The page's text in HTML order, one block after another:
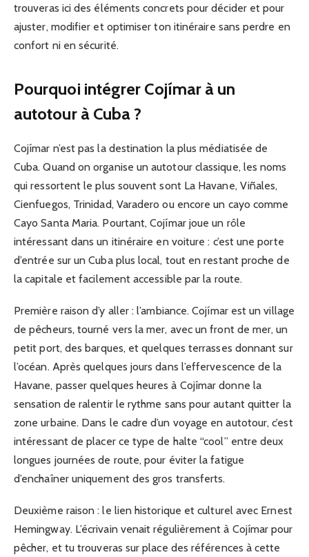
trouveras ici des éléments concrets pour décider et pour
ajuster, modifier et optimiser ton itinéraire sans perdre en
confort ni en sécurité.
Pourquoi intégrer Cojímar à un
autotour à Cuba ?
Cojímar n’est pas la destination la plus médiatisée de
Cuba. Quand on organise un autotour classique, les noms
qui ressortent le plus souvent sont La Havane, Viñales,
Cienfuegos, Trinidad, Varadero ou encore un cayo comme
Cayo Santa Maria. Pourtant, Cojímar joue un rôle
intéressant dans un itinéraire en voiture : c’est une porte
d’entrée sur un Cuba plus local, tout en restant proche de
la capitale et facilement accessible par la route.
Première raison d’y aller : l’ambiance. Cojímar est un village
de pêcheurs, tourné vers la mer, avec un front de mer, un
petit port, des barques, et quelques terrasses donnant sur
l’océan. Après quelques jours dans l’effervescence de la
Havane, passer quelques heures à Cojímar donne la
sensation de ralentir le rythme sans pour autant quitter la
zone urbaine. Dans le cadre d’un voyage en autotour, c’est
intéressant de placer ce type de halte “cool” entre deux
longues journées de route, pour éviter la fatigue
d’enchaîner uniquement des gros transferts.
Deuxième raison : le lien historique et culturel avec Ernest
Hemingway. L’écrivain venait régulièrement à Cojímar pour
pêcher, et tu trouveras sur place des références à cette